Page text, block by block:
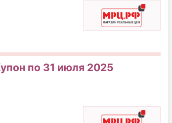
по 31 июля 2025